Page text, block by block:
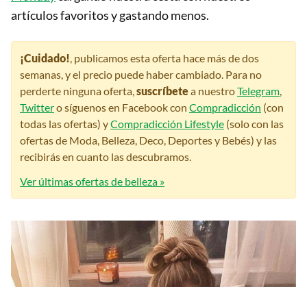
artículos favoritos y gastando menos.
¡Cuidado!, publicamos esta oferta hace más de dos
semanas, y el precio puede haber cambiado. Para no
perderte ninguna oferta,suscríbetea nuestroTelegram,
Twittero síguenos en Facebook con Compradicción (con
todas las ofertas) yCompradicción Lifestyle (solo con las
ofertas de Moda, Belleza, Deco, Deportes y Bebés) y las
recibirás en cuanto las descubramos.
Ver últimas ofertas de belleza »